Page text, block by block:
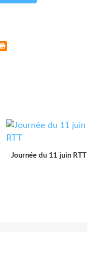
Journée du 11 juin RTT